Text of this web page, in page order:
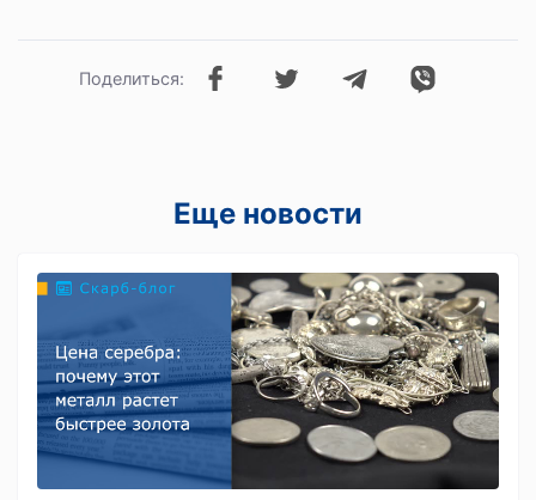
Поделиться:
Еще новости